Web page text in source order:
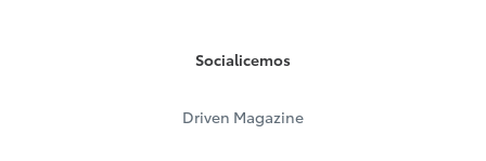
Socialicemos
Driven Magazine